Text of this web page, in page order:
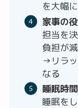
を大幅
家事の
担当を
負担が
→リラッ
なる
睡眠時
睡眠を